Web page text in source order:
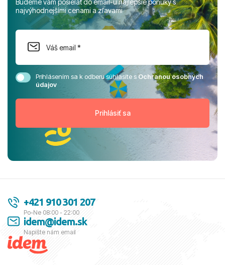
Budeme vám posielať do email-u najlepšie ponuky s
najvýhodnejšími cenami a zľavami
Prihlásením sa k odberu súhlasíte sOchranou osobných
údajov
+421 910 301 207
Po-Ne 08:00 - 22:00
idem@idem.sk
Napíšte nám email